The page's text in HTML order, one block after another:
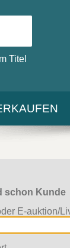
Titel
schon Kunde
E-auktion/